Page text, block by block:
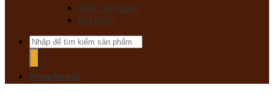
Ghế Thư Giãn
Giá Sách
Tìm
kiếm:
Khuyến mãi